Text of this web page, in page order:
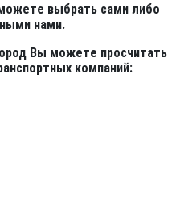
выбрать сами либо
нами.
Вы можете просчитать
компаний: